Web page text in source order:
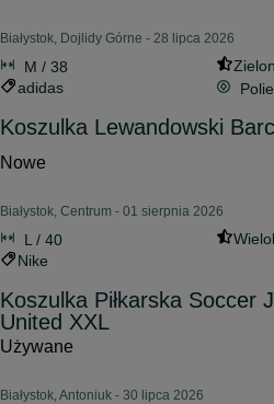
Białystok, Dojlidy Górne - 28 lipca 2026
M / 38
adidas
Koszulka Lewandowski
Nowe
Białystok, Centrum - 01 sierpnia 2026
L / 40
Nike
Koszulka Piłkarska Soccer
United XXL
Używane
Białystok, Antoniuk - 30 lipca 2026